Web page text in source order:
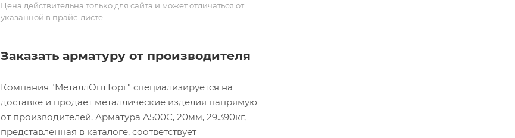
Цена действительна только для сайта и может отличаться от
указанной в прайс-листе
Заказать арматуру от производителя
Компания "МеталлОптТорг" специализируется на
доставке и продает металлические изделия напрямую
от производителей. Арматура А500С, 20мм, 29.390кг,
представленная в каталоге, соответствует